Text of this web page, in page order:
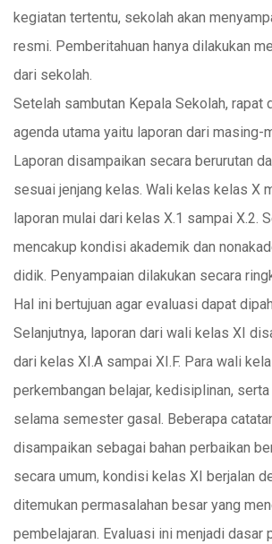
kegiatan tertentu, sekolah akan
resmi. Pemberitahuan hanya dilakukan
dari sekolah.
Setelah sambutan Kepala Sekolah, rapat
agenda utama yaitu laporan dari masing-
Laporan disampaikan secara berurutan
sesuai jenjang kelas. Wali kelas kelas X
laporan mulai dari kelas X.1 sampai X.2.
mencakup kondisi akademik dan
didik. Penyampaian dilakukan secara
Hal ini bertujuan agar evaluasi dapat
Selanjutnya, laporan dari wali kelas XI
dari kelas XI.A sampai XI.F. Para wali
perkembangan belajar, kedisiplinan,
selama semester gasal. Beberapa
disampaikan sebagai bahan perbaikan
secara umum, kondisi kelas XI berjalan
ditemukan permasalahan besar yang
pembelajaran. Evaluasi ini menjadi dasar